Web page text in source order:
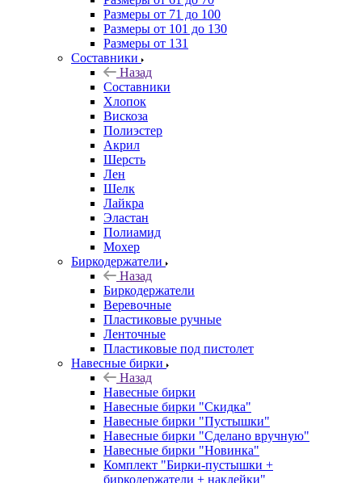
Размеры от 71 до 100
Размеры от 101 до 130
Размеры от 131
Составники
Назад
Составники
Хлопок
Вискоза
Полиэстер
Акрил
Шерсть
Лен
Шелк
Лайкра
Эластан
Полиамид
Мохер
Биркодержатели
Назад
Биркодержатели
Веревочные
Пластиковые ручные
Ленточные
Пластиковые под пистолет
Навесные бирки
Назад
Навесные бирки
Навесные бирки "Скидка"
Навесные бирки "Пустышки"
Навесные бирки "Сделано вручную"
Навесные бирки "Новинка"
Комплект "Бирки-пустышки +
биркодержатели + наклейки"